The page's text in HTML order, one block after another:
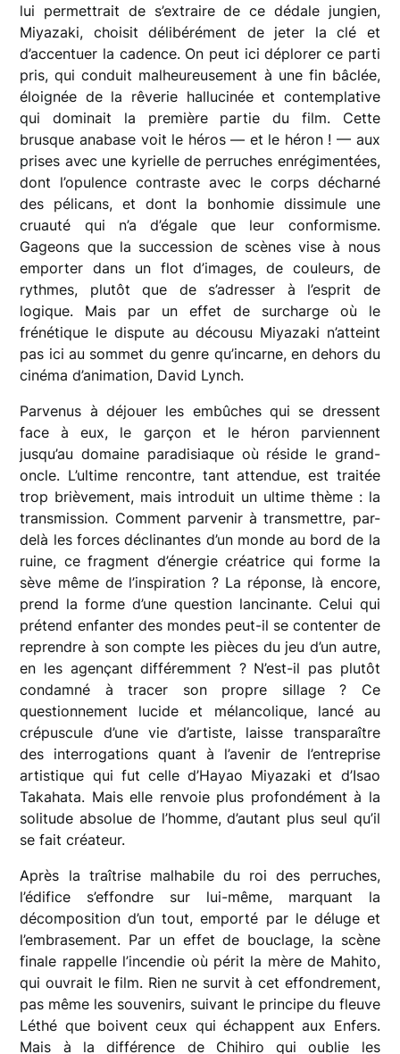
lui permettrait de s’extraire de ce dédale jungien,
Miyazaki, choisit délibérément de jeter la clé et
d’accentuer la cadence. On peut ici déplorer ce parti
pris, qui conduit malheureusement à une fin bâclée,
éloignée de la rêverie hallucinée et contemplative
qui dominait la première partie du film. Cette
brusque anabase voit le héros — et le héron ! — aux
prises avec une kyrielle de perruches enrégimentées,
dont l’opulence contraste avec le corps décharné
des pélicans, et dont la bonhomie dissimule une
cruauté qui n’a d’égale que leur conformisme.
Gageons que la succession de scènes vise à nous
emporter dans un flot d’images, de couleurs, de
rythmes, plutôt que de s’adresser à l’esprit de
logique. Mais par un effet de surcharge où le
frénétique le dispute au décousu Miyazaki n’atteint
pas ici au sommet du genre qu’incarne, en dehors du
cinéma d’animation, David Lynch.
Parvenus à déjouer les embûches qui se dressent
face à eux, le garçon et le héron parviennent
jusqu’au domaine paradisiaque où réside le grand-
oncle. L’ultime rencontre, tant attendue, est traitée
trop brièvement, mais introduit un ultime thème : la
transmission. Comment parvenir à transmettre, par-
delà les forces déclinantes d’un monde au bord de la
ruine, ce fragment d’énergie créatrice qui forme la
sève même de l’inspiration ? La réponse, là encore,
prend la forme d’une question lancinante. Celui qui
prétend enfanter des mondes peut-il se contenter de
reprendre à son compte les pièces du jeu d’un autre,
en les agençant différemment ? N’est-il pas plutôt
condamné à tracer son propre sillage ? Ce
questionnement lucide et mélancolique, lancé au
crépuscule d’une vie d’artiste, laisse transparaître
des interrogations quant à l’avenir de l’entreprise
artistique qui fut celle d’Hayao Miyazaki et d’Isao
Takahata. Mais elle renvoie plus profondément à la
solitude absolue de l’homme, d’autant plus seul qu’il
se fait créateur.
Après la traîtrise malhabile du roi des perruches,
l’édifice s’effondre sur lui-même, marquant la
décomposition d’un tout, emporté par le déluge et
l’embrasement. Par un effet de bouclage, la scène
finale rappelle l’incendie où périt la mère de Mahito,
qui ouvrait le film. Rien ne survit à cet effondrement,
pas même les souvenirs, suivant le principe du fleuve
Léthé que boivent ceux qui échappent aux Enfers.
Mais à la différence de Chihiro qui oublie les